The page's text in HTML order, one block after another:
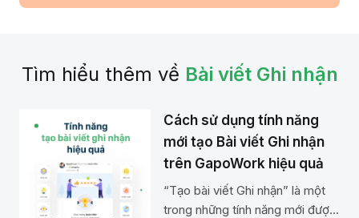
Tìm hiểu thêm về Bài viết Ghi nhận
Cách sử dụng tính năng
mới tạo Bài viết Ghi nhận
trên GapoWork hiệu quả
“Tạo bài viết Ghi nhận” là một
trong những tính năng mới được